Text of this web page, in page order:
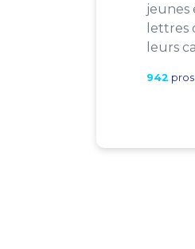
jeunes
lettres
leurs
942 pros